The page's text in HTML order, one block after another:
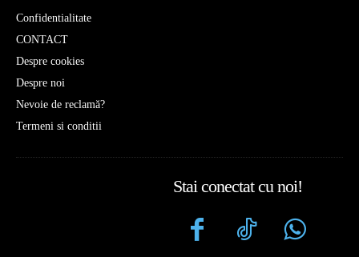
Confidentialitate
CONTACT
Despre cookies
Despre noi
Nevoie de reclamă?
Termeni si conditii
Stai conectat cu noi!